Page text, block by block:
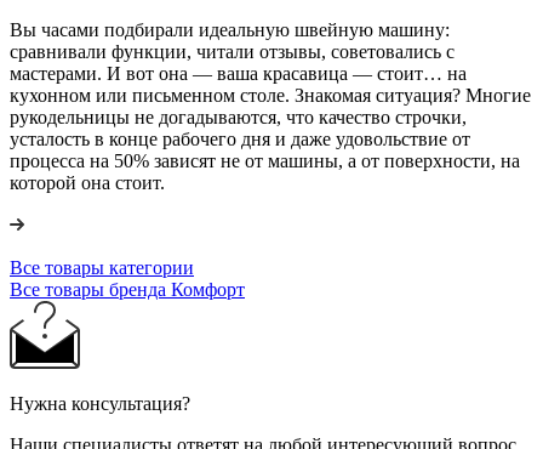
Вы часами подбирали идеальную швейную машину:
сравнивали функции, читали отзывы, советовались с
мастерами. И вот она — ваша красавица — стоит… на
кухонном или письменном столе. Знакомая ситуация? Многие
рукодельницы не догадываются, что качество строчки,
усталость в конце рабочего дня и даже удовольствие от
процесса на 50% зависят не от машины, а от поверхности, на
которой она стоит.
Все товары категории
Все товары бренда Комфорт
Нужна консультация?
Наши специалисты ответят на любой интересующий вопрос